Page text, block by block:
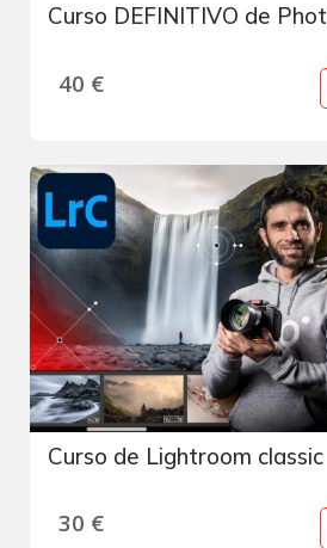
Curso DEFINITIVO de
40 €
Curso de Lightroom classic
30 €